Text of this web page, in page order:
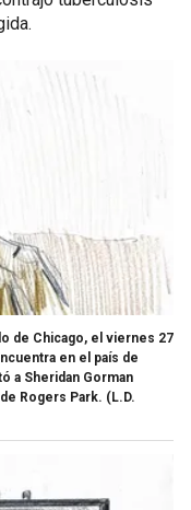
de Chicago, el viernes 27
en el país de
a Sheridan Gorman
Rogers Park. (L.D.